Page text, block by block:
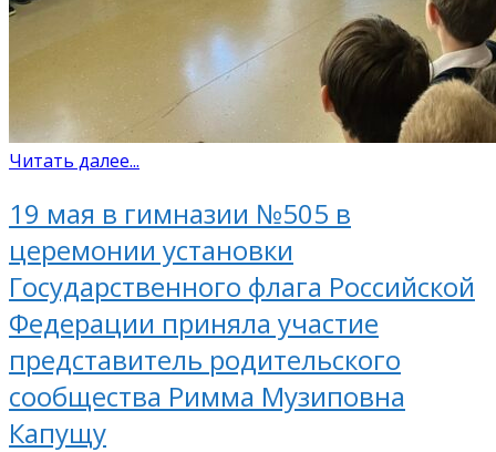
Читать далее...
19 мая в гимназии №505 в
церемонии установки
Государственного флага Российской
Федерации приняла участие
представитель родительского
сообщества Римма Музиповна
Капущу